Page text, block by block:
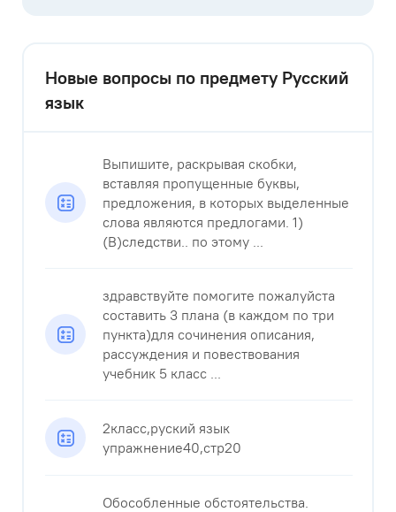
Новые вопросы по предмету Русский
язык
Выпишите, раскрывая скобки,
вставляя пропущенные буквы,
предложения, в которых выделенные
слова являются предлогами. 1)
(В)следстви.. по этому ...
здравствуйте помогите пожалуйста
составить 3 плана (в каждом по три
пункта)для сочинения описания,
рассуждения и повествования
учебник 5 класс ...
2класс,руский язык
упражнение40,стр20
Обособленные обстоятельства.